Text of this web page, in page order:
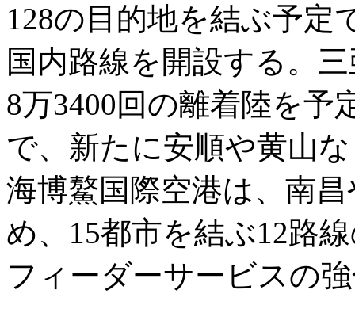
128の目的地を結ぶ予定
国内路線を開設する。
8万3400回の離着陸を予
で、新たに安順や黄山
海博鰲国際空港は、南
め、15都市を結ぶ12路
フィーダーサービスの